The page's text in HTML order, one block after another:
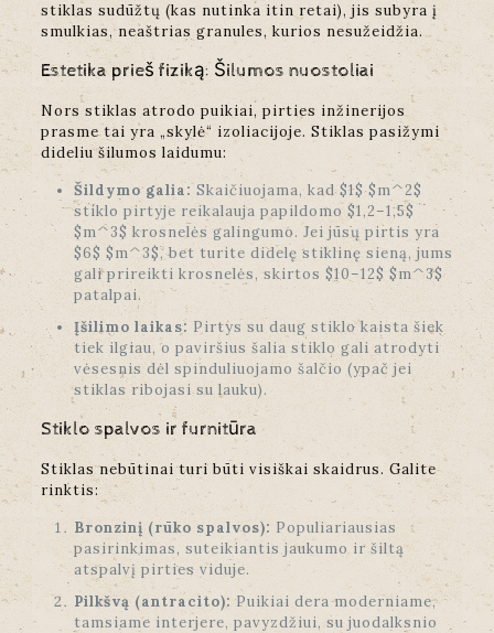
stiklas sudūžtų (kas nutinka itin retai), jis subyra į
smulkias, neaštrias granules, kurios nesužeidžia.
Estetika prieš fiziką: Šilumos nuostoliai
Nors stiklas atrodo puikiai, pirties inžinerijos
prasme tai yra „skylė“ izoliacijoje. Stiklas pasižymi
dideliu šilumos laidumu:
Šildymo galia:Skaičiuojama, kad $1$ $m^2$
stiklo pirtyje reikalauja papildomo $1,2–1,5$
$m^3$ krosnelės galingumo. Jei jūsų pirtis yra
$6$ $m^3$, bet turite didelę stiklinę sieną, jums
gali prireikti krosnelės, skirtos $10–12$ $m^3$
patalpai.
Įšilimo laikas: Pirtys su daug stiklo kaista šiek
tiek ilgiau, o paviršius šalia stiklo gali atrodyti
vėsesnis dėl spinduliuojamo šalčio (ypač jei
stiklas ribojasi su lauku).
Stiklo spalvos ir furnitūra
Stiklas nebūtinai turi būti visiškai skaidrus. Galite
rinktis:
Bronzinį (rūko spalvos): Populiariausias
pasirinkimas, suteikiantis jaukumo ir šiltą
atspalvį pirties viduje.
Pilkšvą (antracito): Puikiai dera moderniame,
tamsiame interjere, pavyzdžiui, su juodalksnio